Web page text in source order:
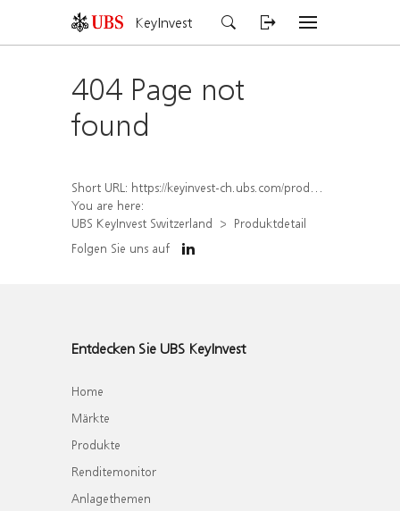
KeyInvest
404 Page not
found
Short URL: https://keyinvest-ch.ubs.com/produkt/detail/index/isin/CH1564519663
You are here:
UBS KeyInvest Switzerland
Produktdetail
Folgen Sie uns auf
Entdecken Sie UBS KeyInvest
Home
Märkte
Produkte
Renditemonitor
Anlagethemen